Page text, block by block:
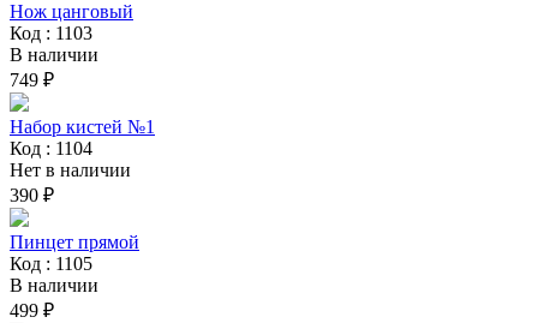
Нож цанговый
Код : 1103
В наличии
749 ₽
Набор кистей №1
Код : 1104
Нет в наличии
390 ₽
Пинцет прямой
Код : 1105
В наличии
499 ₽